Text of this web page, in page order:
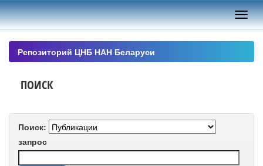
Skip
navigation
Репозиторий ЦНБ НАН Беларуси
ПОИСК
Поиск:
запрос